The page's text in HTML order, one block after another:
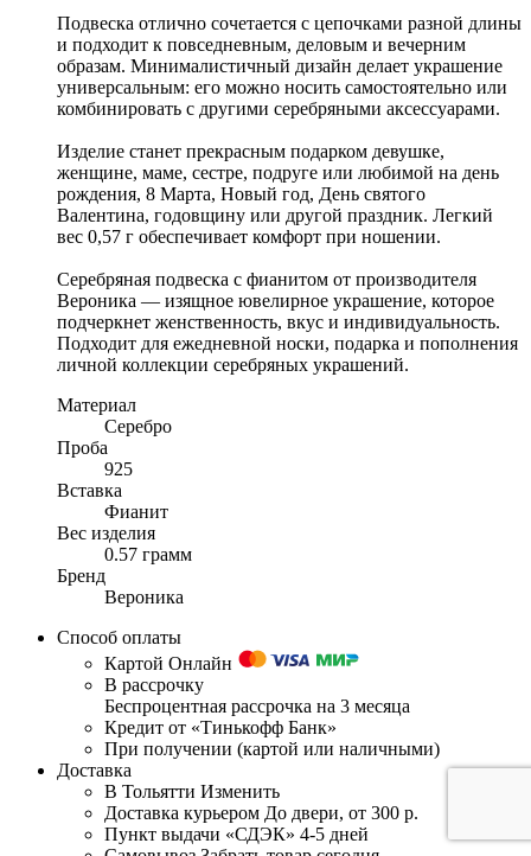
Подвеска отлично сочетается с цепочками разной длины
и подходит к повседневным, деловым и вечерним
образам. Минималистичный дизайн делает украшение
универсальным: его можно носить самостоятельно или
комбинировать с другими серебряными аксессуарами.
Изделие станет прекрасным подарком девушке,
женщине, маме, сестре, подруге или любимой на день
рождения, 8 Марта, Новый год, День святого
Валентина, годовщину или другой праздник. Легкий
вес 0,57 г обеспечивает комфорт при ношении.
Серебряная подвеска с фианитом от производителя
Вероника — изящное ювелирное украшение, которое
подчеркнет женственность, вкус и индивидуальность.
Подходит для ежедневной носки, подарка и пополнения
личной коллекции серебряных украшений.
Материал
Серебро
Проба
925
Вставка
Фианит
Вес изделия
0.57 грамм
Бренд
Вероника
Способ оплаты
Картой Онлайн
В рассрочку
Беспроцентная рассрочка на 3 месяца
Кредит от «Тинькофф Банк»
При получении (картой или наличными)
Доставка
В Тольятти Изменить
Доставка курьером До двери, от 300 р.
Пункт выдачи «СДЭК» 4-5 дней